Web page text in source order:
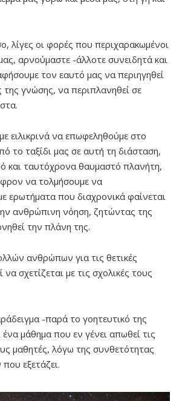
λίγες οι φορές που περιχαρακωμένοι
αρνούμαστε -άλλοτε συνειδητά και
τον εαυτό μας να περιηγηθεί
της γνώσης, να περιπλανηθεί σε
ειλικρινά να επωφεληθούμε στο
το ταξίδι μας σε αυτή τη διάσταση,
και ταυτόχρονα θαυμαστό πλανήτη,
να τολμήσουμε να
ερωτήματα που διαχρονικά φαίνεται
ανθρώπινη νόηση, ζητώντας της
την πλάνη της.
ανθρώπων για τις θετικές
να σχετίζεται με τις σχολικές τους
-παρά το γοητευτικό της
ένα μάθημα που εν γένει απωθεί τις
μαθητές, λόγω της συνθετότητας
εξετάζει.